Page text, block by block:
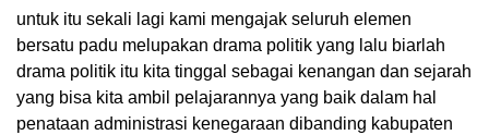
untuk itu sekali lagi kami mengajak seluruh elemen
bersatu padu melupakan drama politik yang lalu biarlah
drama politik itu kita tinggal sebagai kenangan dan sejarah
yang bisa kita ambil pelajarannya yang baik dalam hal
penataan administrasi kenegaraan dibanding kabupaten